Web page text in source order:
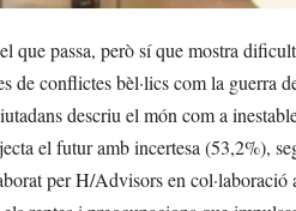
que passa, però sí que mostra
conflictes bèl·lics com la guerra
descriu el món com a
el futur amb incertesa (53,2%),
per H/Advisors en col·laboració